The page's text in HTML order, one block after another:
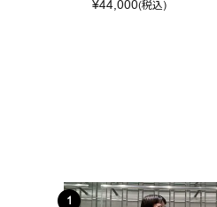
¥44,000(税込)